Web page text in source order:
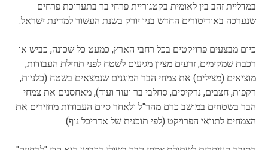
במדליית זהב בין לאומית בקטגוריית פרחי בר בתערוכת פרחים
שנערכה באודיטורים החדש בניו יורק בשנת העשור למדינת ישראל.
כיום מבצעים פרויקטים בכל רחבי הארץ, כמעט כל שכונה, כביש או
רכבת שמקימים, זרעים מציון מגיעים לשטח לפני תחילת העבודות,
מוציאים (מצילים) את צמחי הבר המוגנים שנמצאים בשטח (כלניות,
רקפות, חצבים, נרקיסים, סחלבי בר ועוד ועוד), מאחסנים את צמחי
הבר בשטחים במושב כרם מהר"ל ולאחר סיום העבודות מחזירים את
הצמחים לתוואי הפרויקט (לפי תוכנית של אדריכל נוף).